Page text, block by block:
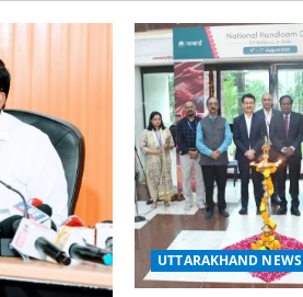
UTTARAKHAND NEWS